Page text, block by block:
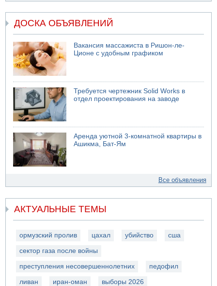
ДОСКА ОБЪЯВЛЕНИЙ
Вакансия массажиста в Ришон-ле-
Ционе с удобным графиком
Требуется чертежник Solid Works в
отдел проектирования на заводе
Аренда уютной 3-комнатной квартиры в
Ашикма, Бат-Ям
Все объявления
АКТУАЛЬНЫЕ ТЕМЫ
ормузский пролив цахал убийство сша
сектор газа после войны
преступления несовершеннолетних педофил
ливан иран-оман выборы 2026